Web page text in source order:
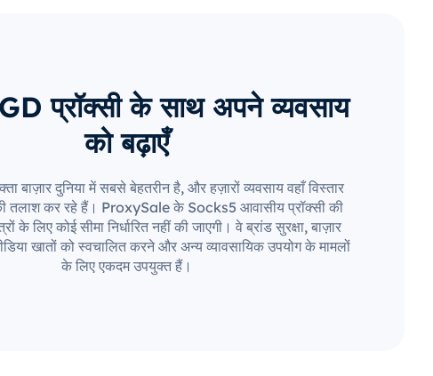
प्रॉक्सी के साथ अपने व्यवसाय
को बढ़ाएँ
बाज़ार दुनिया में सबसे बेहतरीन है, और हज़ारों व्यवसाय वहाँ विस्तार
तलाश कर रहे हैं। ProxySale के Socks5 आवासीय प्रॉक्सी की
लिए कोई सीमा निर्धारित नहीं की जाएगी। वे ब्रांड सुरक्षा, बाज़ार
खातों को स्वचालित करने और अन्य व्यावसायिक उपयोग के मामलों
के लिए एकदम उपयुक्त हैं।